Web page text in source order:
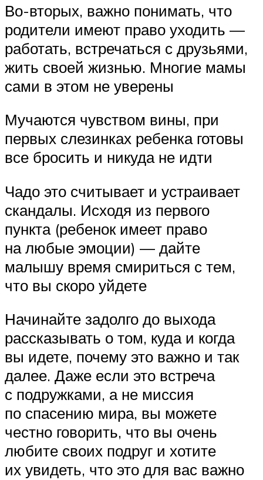
Во-вторых, важно понимать, что
родители имеют право уходить —
работать, встречаться с друзьями,
жить своей жизнью. Многие мамы
сами в этом не уверены
Мучаются чувством вины, при
первых слезинках ребенка готовы
все бросить и никуда не идти
Чадо это считывает и устраивает
скандалы. Исходя из первого
пункта (ребенок имеет право
на любые эмоции) — дайте
малышу время смириться с тем,
что вы скоро уйдете
Начинайте задолго до выхода
рассказывать о том, куда и когда
вы идете, почему это важно и так
далее. Даже если это встреча
с подружками, а не миссия
по спасению мира, вы можете
честно говорить, что вы очень
любите своих подруг и хотите
их увидеть, что это для вас важно